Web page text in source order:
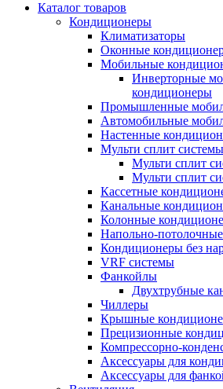
Каталог товаров
Кондиционеры
Климатизаторы
Оконные
Мобильные
Инверторные
кондиционеры
Промышленные
Автомобильные
Настенные
Мульти сплит системы
Мульти сплит
Мульти сплит
Кассетные
Канальные
Колонные
Напольно-
Кондиционеры без
VRF системы
Фанкойлы
Двухтрубные
Чиллеры
Крышные
Прецизионные
Компрессорно-
Аксессуары для
Аксессуары для